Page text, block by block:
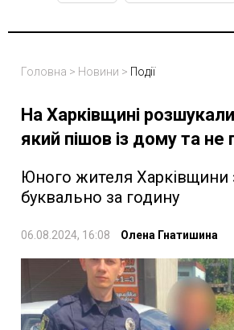
Головна > Новини > Події
На Харківщині розшукали
який пішов із дому та не
Юного жителя
буквально за годину
06.08.2024, 16:08 Олена Гнатишина